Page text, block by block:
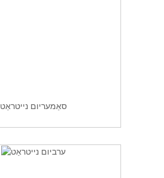
סאַמעריום נייטראַט